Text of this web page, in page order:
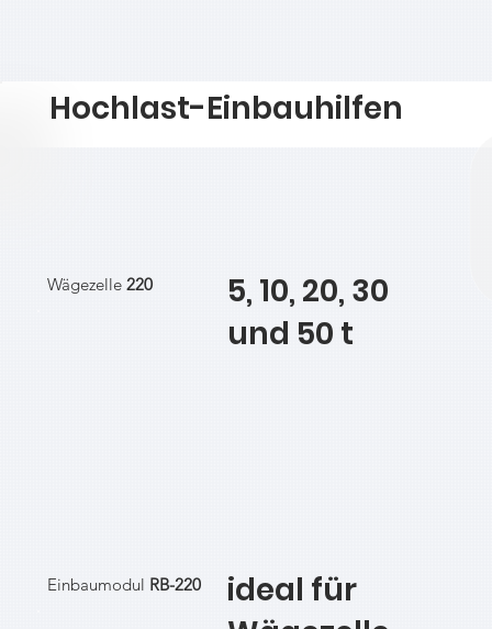
5, 10, 20, 30
und 50 t
Wägezelle220
ideal für
Einbaumodul RB-220
Hochlast-Einbauhilfen